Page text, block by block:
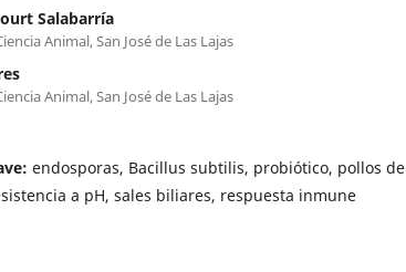
Salabarría
Animal, San José de Las Lajas
Animal, San José de Las Lajas
endosporas, Bacillus subtilis, probiótico, pollos de
a pH, sales biliares, respuesta inmune